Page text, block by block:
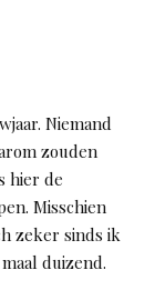
Niemand
zouden
hier de
Misschien
zeker sinds ik
duizend.